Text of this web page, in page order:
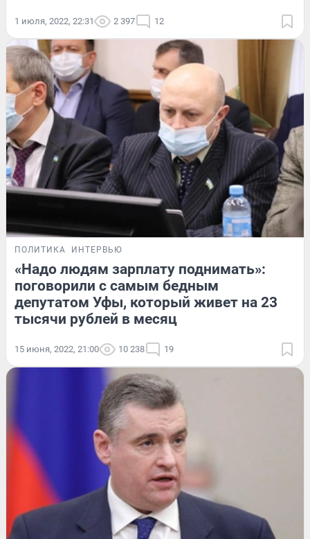
1 июля, 2022, 22:31 2 397 12
ПОЛИТИКА ИНТЕРВЬЮ
«Надо людям зарплату поднимать»:
поговорили с самым бедным
депутатом Уфы, который живет на 23
тысячи рублей в месяц
15 июня, 2022, 21:00 10 238 19